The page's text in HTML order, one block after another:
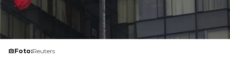
Foto:Reuters